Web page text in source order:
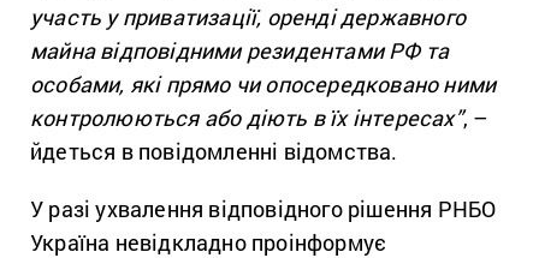
участь у приватизації, оренді державного
майна відповідними резидентами РФ та
особами, які прямо чи опосередковано ними
контролюються або діють в їх інтересах”, –
йдеться в повідомленні відомства.
У разі ухвалення відповідного рішення РНБО
Україна невідкладно проінформує